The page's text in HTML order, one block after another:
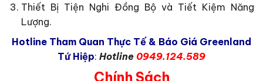
Thiết Bị Tiện Nghi Đồng Bộ và Tiết Kiệm Năng
Lượng.
Hotline Tham Quan Thực Tế & Báo Giá Greenland
Tứ Hiệp: Hotline 0949.124.589
Chính Sách